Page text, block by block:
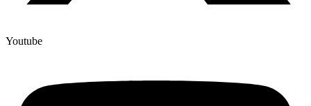
Youtube